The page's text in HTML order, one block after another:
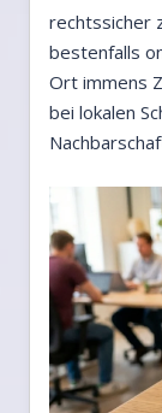
rechtssicher
bestenfalls
Ort immens
bei lokalen